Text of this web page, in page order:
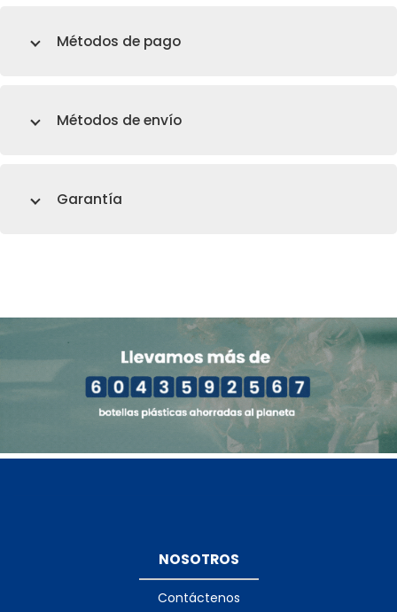
Métodos de pago
Métodos de envío
Garantía
NOSOTROS
Contáctenos